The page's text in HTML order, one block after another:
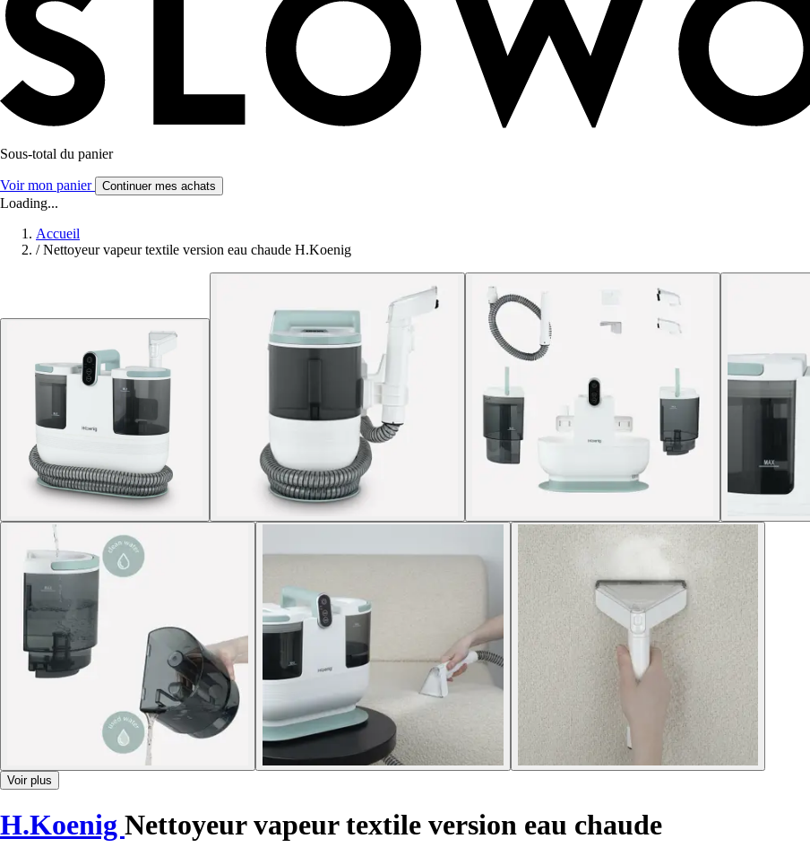
Sous-total du panier
Voir mon panier Continuer mes achats
Loading...
Accueil
/ Nettoyeur vapeur textile version eau chaude H.Koenig
Voir plus
H.Koenig Nettoyeur vapeur textile version eau chaude